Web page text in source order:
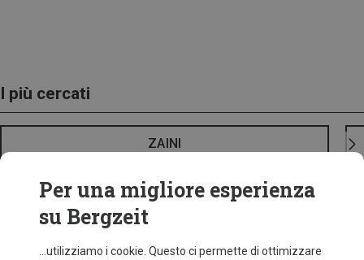
I più cercati
ZAINI
Per una migliore esperienza
su Bergzeit
...utilizziamo i cookie. Questo ci permette di ottimizzare